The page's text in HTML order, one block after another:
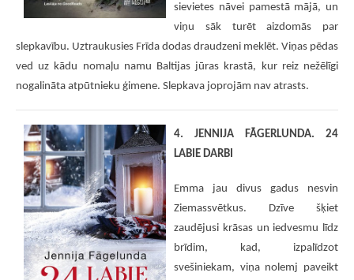
sievietes nāvei pamestā mājā, un
viņu sāk turēt aizdomās par
slepkavību. Uztraukusies Frīda dodas draudzeni meklēt. Viņas pēdas
ved uz kādu nomaļu namu Baltijas jūras krastā, kur reiz nežēlīgi
nogalināta atpūtnieku ģimene. Slepkava joprojām nav atrasts.
4. JENNIJA FĀGERLUNDA. 24
LABIE DARBI
Emma jau divus gadus nesvin
Ziemassvētkus. Dzīve šķiet
zaudējusi krāsas un iedvesmu līdz
brīdim, kad, izpalīdzot
svešiniekam, viņa nolemj paveikt